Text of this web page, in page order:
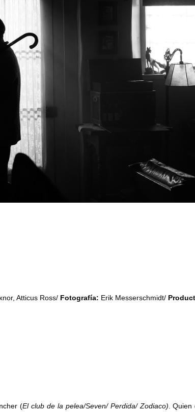
Atticus Ross/ Fotografía: Erik Messerschmidt/
(El club de la pelea/Seven/ Perdida/ Zodiaco) .